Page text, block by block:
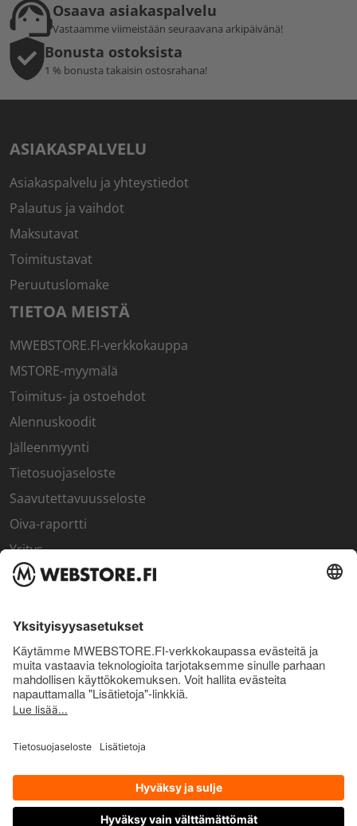
Osaava asiakaspalvelu
Vastaamme viimeistään seuraavana arkipäivänä!
Bonusta ostoksista
1 % bonusta takaisin ostosrahana!
ASIAKASPALVELU
Asiakaspalvelu ja yhteystiedot
Palautus ja vaihdot
Maksutavat
Toimitustavat
Peruutuslomake
TIETOA MEISTÄ
MWEBSTORE.FI-verkkokauppa
MSTORE-myymälä
Toimitus- ja ostoehdot
Alennuskoodit
Jälleenmyynti
Tietosuojaseloste
Saavutettavuusseloste
Oiva-raportti
Yritys
SISÄPIIRI
Sisäpiirin bonusohjelma
Uutiskirje
Uutiset ja artikkelit